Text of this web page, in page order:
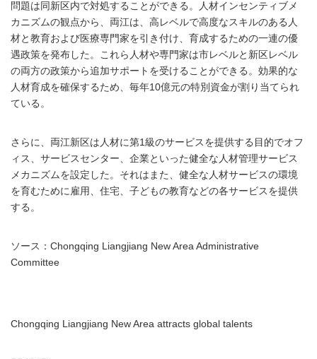
問題は同新区内で対処することができる。人材インセンティブメ
カニズムの観点から、両江は、高レベルで高度なスキルのある人
材と教育および医療専門家を引き付け、育成するための一連の優
遇政策を発布した。これら人材や専門家は市レベルと新区レベル
の両方の政策から追加サポートを受けることができる。効果的な
人材育成を確保するため、毎年10億元の特別資金が割り当てられ
ている。
さらに、両江新区は人材に第1級のサービスを提供する目的でオフ
ィス、サービスセンター、企業といった健全な人材管理サービス
メカニズムを設定した。それはまた、健全な人材サービスの環境
を育むために雇用、住宅、子どもの教育などの各サービスを提供
する。
ソース：Chongqing Liangjiang New Area Administrative
Committee
Chongqing Liangjiang New Area attracts global talents